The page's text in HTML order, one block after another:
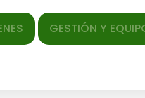
GESTIÓN Y EQUIPO EL